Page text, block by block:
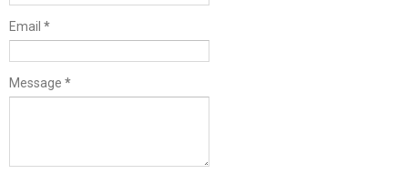
Email *
Message *